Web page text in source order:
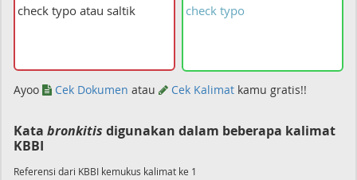
check typo
Ayoo Cek Dokumen atau Cek Kalimat kamu gratis!!
Kata bronkitis digunakan dalam beberapa kalimat
KBBI
Referensi dari KBBI kemukus kalimat ke 1